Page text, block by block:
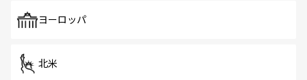
で、ホーカーズは地元の風情を楽しめる外せないスポット
ヨーロッパ
北米